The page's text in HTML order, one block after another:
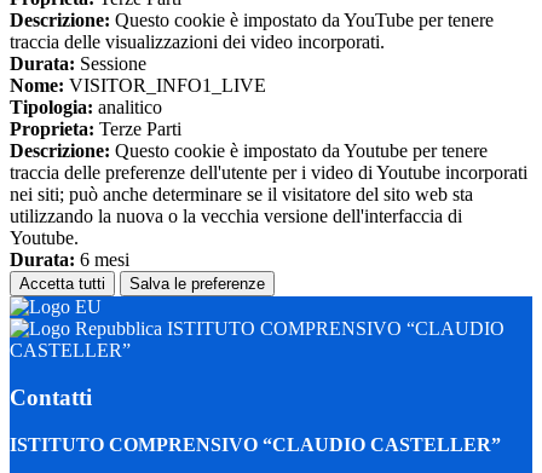
Descrizione: Questo cookie è impostato da YouTube per tenere
traccia delle visualizzazioni dei video incorporati.
Durata: Sessione
Nome: VISITOR_INFO1_LIVE
Tipologia: analitico
Proprieta: Terze Parti
Descrizione: Questo cookie è impostato da Youtube per tenere
traccia delle preferenze dell'utente per i video di Youtube incorporati
nei siti; può anche determinare se il visitatore del sito web sta
utilizzando la nuova o la vecchia versione dell'interfaccia di
Youtube.
Durata: 6 mesi
Accetta tutti Salva le preferenze
ISTITUTO COMPRENSIVO “CLAUDIO
CASTELLER”
Contatti
ISTITUTO COMPRENSIVO “CLAUDIO CASTELLER”